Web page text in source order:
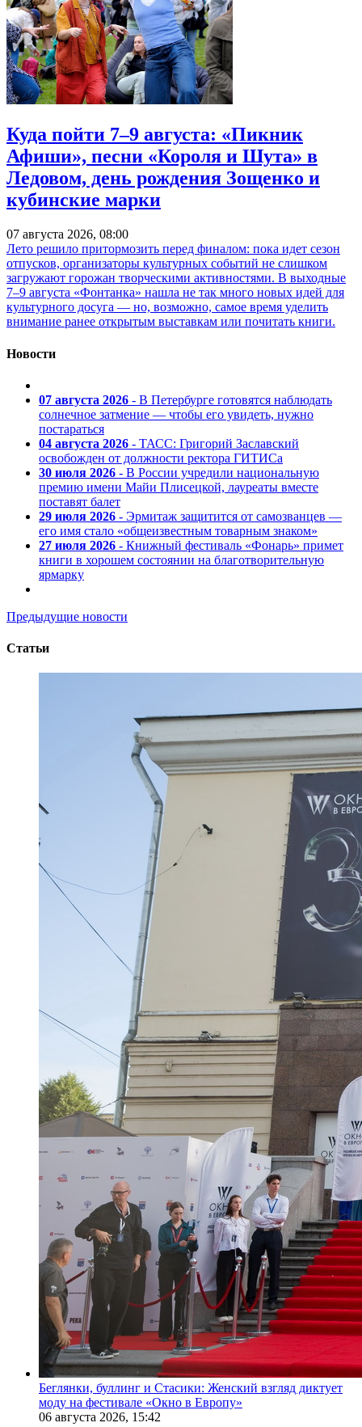
Куда пойти 7–9 августа: «Пикник
Афиши», песни «Короля и Шута» в
Ледовом, день рождения Зощенко и
кубинские марки
07 августа 2026, 08:00
Лето решило притормозить перед финалом: пока идет сезон
отпусков, организаторы культурных событий не слишком
загружают горожан творческими активностями. В выходные
7–9 августа «Фонтанка» нашла не так много новых идей для
культурного досуга — но, возможно, самое время уделить
внимание ранее открытым выставкам или почитать книги.
Новости
07 августа 2026 - В Петербурге готовятся наблюдать
солнечное затмение — чтобы его увидеть, нужно
постараться
04 августа 2026 - ТАСС: Григорий Заславский
освобожден от должности ректора ГИТИСа
30 июля 2026 - В России учредили национальную
премию имени Майи Плисецкой, лауреаты вместе
поставят балет
29 июля 2026 - Эрмитаж защитится от самозванцев —
его имя стало «общеизвестным товарным знаком»
27 июля 2026 - Книжный фестиваль «Фонарь» примет
книги в хорошем состоянии на благотворительную
ярмарку
Предыдущие новости
Статьи
Беглянки, буллинг и Стасики: Женский взгляд диктует
моду на фестивале «Окно в Европу»
06 августа 2026, 15:42